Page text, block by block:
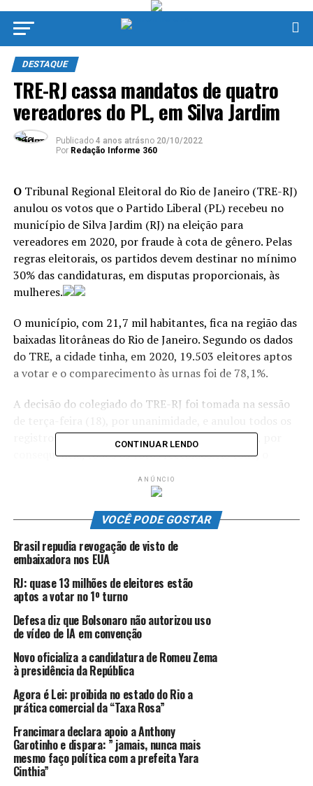
DESTAQUE
TRE-RJ cassa mandatos de quatro
vereadores do PL, em Silva Jardim
Publicado 4 anos atrásno 20/10/2022
Por Redação Informe 360
OTribunal Regional Eleitoral do Rio de Janeiro (TRE-RJ)
anulou os votos que o Partido Liberal (PL) recebeu no
município de Silva Jardim (RJ) na eleição para
vereadores em 2020, por fraude à cota de gênero. Pelas
regras eleitorais, os partidos devem destinar no mínimo
30% das candidaturas, em disputas proporcionais, às
mulheres.
O município, com 21,7 mil habitantes, fica na região das
baixadas litorâneas do Rio de Janeiro. Segundo os dados
do TRE, a cidade tinha, em 2020, 19.503 eleitores aptos
a votar e o comparecimento às urnas foi de 78,1%.
A decisão do colegiado do TRE-RJ foi tomada na sessão
registros de candidatura apresentados pelo PL e, por
consequência, todos os votos recebidos. Ao todo, o
Silva Jardim em 2020, sendo quatro mulheres. As três
receberam quatro, 11 e 65 votos.
Com isso, os quatro parlamentares eleitos pelo partido
em 2020 tiveram seus diplomas cassados. Na ocasião, o
PL recebeu um total de 2.910 votos para vereador e a
Câmara Municipal tem nove vagas. Ainda cabe recurso
ao Tribunal Superior Eleitoral (TSE).
Dessa forma, os vereadores Fernando Henrique da Silva
Freire, conhecido com o Henrique Gouveia; Cláudio
de Souza, o Marcelinho Pedreiro; e Lies Abrantes Abibe,
tiveram seus diplomas cassados. Os quocientes eleitoral
e partidário serão recalculados para excluir do universo
de votos válidos os que foram anulados.
CONTINUAR LENDO
ANÚNCIO
VOCÊ PODE GOSTAR
Brasil repudia revogação de visto de
embaixadora nos EUA
RJ: quase 13 milhões de eleitores estão
aptos a votar no 1º turno
Defesa diz que Bolsonaro não autorizou uso
de vídeo de IA em convenção
Novo oficializa a candidatura de Romeu Zema
à presidência da República
Agora é Lei: proibida no estado do Rio a
prática comercial da “Taxa Rosa”
Francimara declara apoio a Anthony
Garotinho e dispara: ” jamais, nunca mais
mesmo faço política com a prefeita Yara
Cinthia”